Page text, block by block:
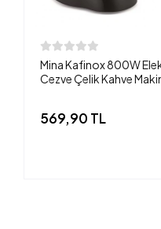
Mina Kafinox 800W
Cezve Çelik Kahve
569,90 TL